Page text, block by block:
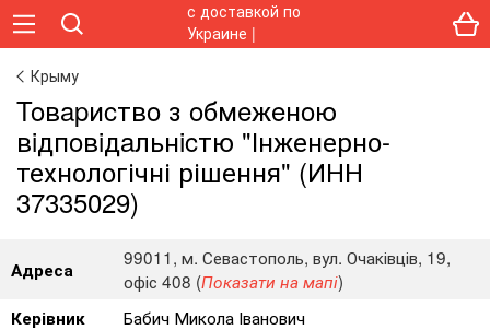
Крыму
Toвapиcтвo з oбмeжeнoю
вiдпoвiдaльнicтю "Інженерно-
технологічні рішення" (ИНН
37335029)
Адреса
99011, м. Севастополь, вул. Очаківців, 19,
офіс 408 (Показати на мапі)
Керівник
Бабич Микола Іванович